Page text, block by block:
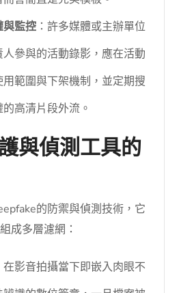
與監控 ：許多媒體或主辦單位
參與的活動錄影，應在活動
範圍與下架機制，並定期搜
高清片段外流。
與偵測工具的
的防禦與偵測技術，它
成多層濾網：
在影音拍攝當下即嵌入肉眼不